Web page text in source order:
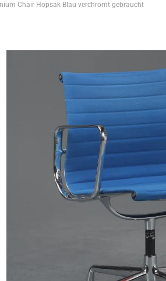
Dark
Freischwinger
+ Sofas
Tecta Accessoires und
Tecta Sessel
anzeigenChair Hopsak Blau verchromt gebraucht